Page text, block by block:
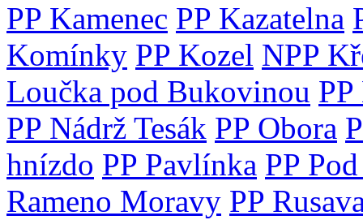
PP Kamenec PP Kazatelna
Komínky PP Kozel NPP
Loučka pod Bukovinou
PP Nádrž Tesák PP Obora
hnízdo PP Pavlínka PP
Rameno Moravy PP